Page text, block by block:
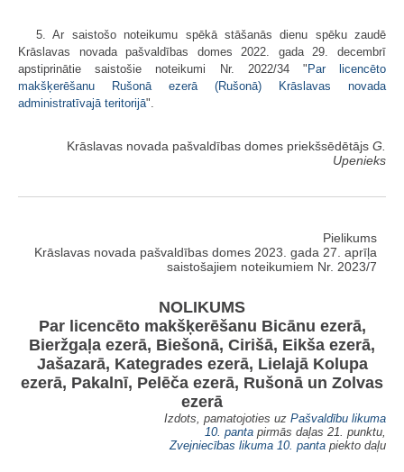
5. Ar saistošo noteikumu spēkā stāšanās dienu spēku zaudē
Krāslavas novada pašvaldības domes 2022. gada 29. decembrī
apstiprinātie saistošie noteikumi Nr. 2022/34 "Par licencēto
makšķerēšanu Rušonā ezerā (Rušonā) Krāslavas novada
administratīvajā teritorijā".
Krāslavas novada pašvaldības domes priekšsēdētājs G.
Upenieks
Pielikums
Krāslavas novada pašvaldības domes 2023. gada 27. aprīļa
saistošajiem noteikumiem Nr. 2023/7
NOLIKUMS
Par licencēto makšķerēšanu Bicānu ezerā,
Bieržgaļa ezerā, Biešonā, Cirišā, Eikša ezerā,
Jašazarā, Kategrades ezerā, Lielajā Kolupa
ezerā, Pakalnī, Pelēča ezerā, Rušonā un Zolvas
ezerā
Izdots, pamatojoties uz Pašvaldību likuma
10. panta pirmās daļas 21. punktu,
Zvejniecības likuma 10. panta piekto daļu